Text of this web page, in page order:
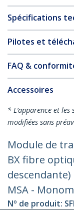
Spécifications
Pilotes et
FAQ &
Accessoires
* L’apparence et
modifiées sans
Module de
BX fibre
MSA -
Nº de produit: